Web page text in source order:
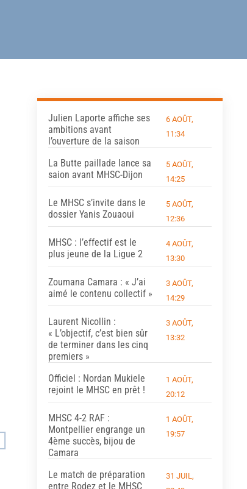
Julien Laporte affiche ses
ambitions avant
l’ouverture de la saison
6 AOÛT,
11:34
La Butte paillade lance sa
saion avant MHSC-Dijon
5 AOÛT,
14:25
Le MHSC s’invite dans le
dossier Yanis Zouaoui
5 AOÛT,
12:36
MHSC : l’effectif est le
plus jeune de la Ligue 2
4 AOÛT,
13:30
Zoumana Camara : « J’ai
aimé le contenu collectif »
3 AOÛT,
14:29
Laurent Nicollin :
« L’objectif, c’est bien sûr
de terminer dans les cinq
premiers »
3 AOÛT,
13:32
Officiel : Nordan Mukiele
rejoint le MHSC en prêt !
1 AOÛT,
20:12
MHSC 4-2 RAF :
Montpellier engrange un
4ème succès, bijou de
Camara
1 AOÛT,
19:57
Le match de préparation
entre Rodez et le MHSC
31 JUIL,